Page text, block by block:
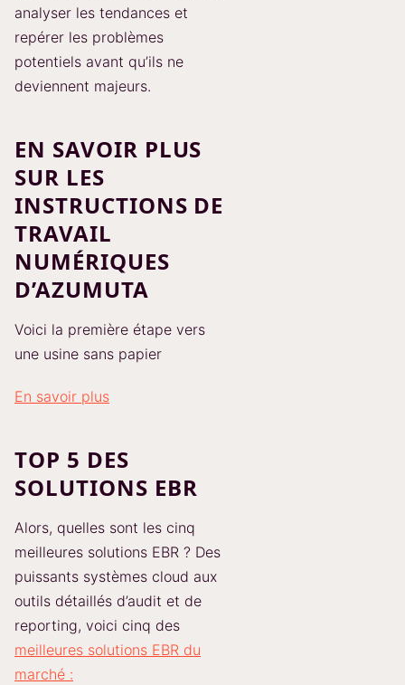
analyser les tendances et
repérer les problèmes
potentiels avant qu’ils ne
deviennent majeurs.
EN SAVOIR PLUS
SUR LES
INSTRUCTIONS DE
TRAVAIL
NUMÉRIQUES
D’AZUMUTA
Voici la première étape vers
une usine sans papier
En savoir plus
TOP 5 DES
SOLUTIONS EBR
Alors, quelles sont les cinq
meilleures solutions EBR ? Des
puissants systèmes cloud aux
outils détaillés d’audit et de
reporting, voici cinq des
meilleures solutions EBR du
marché :